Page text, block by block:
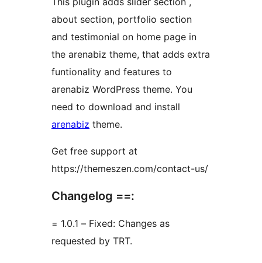
about section, portfolio section
and testimonial on home page in
the arenabiz theme, that adds extra
funtionality and features to
arenabiz WordPress theme. You
need to download and install
arenabiz theme.
Get free support at
https://themeszen.com/contact-us/
Changelog ==:
= 1.0.1 – Fixed: Changes as
requested by TRT.